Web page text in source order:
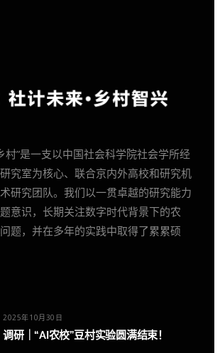
村”是一支以中国社会科学院社会学所经
究室为核心、联合京内外高校和研究机
研究团队。我们以一贯卓越的研究能力
意识，长期关注数字时代背景下的农
题，并在多年的实践中取得了累累硕
2025年10月30日
调研｜“AI农校”豆村实验圆满结束！